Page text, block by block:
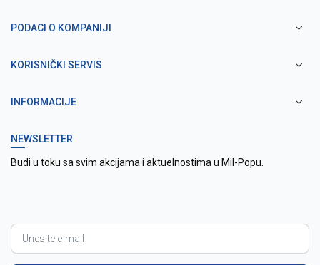
PODACI O KOMPANIJI
KORISNIČKI SERVIS
INFORMACIJE
NEWSLETTER
Budi u toku sa svim akcijama i aktuelnostima u Mil-Popu.